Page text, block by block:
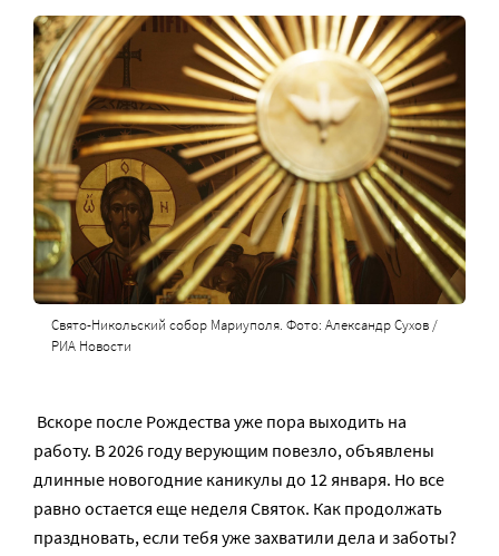
Свято-Никольский собор Мариуполя. Фото: Александр Сухов /
РИА Новости
Вскоре после Рождества уже пора выходить на
работу. В 2026 году верующим повезло, объявлены
длинные новогодние каникулы до 12 января. Но все
равно остается еще неделя Святок. Как продолжать
праздновать, если тебя уже захватили дела и заботы?